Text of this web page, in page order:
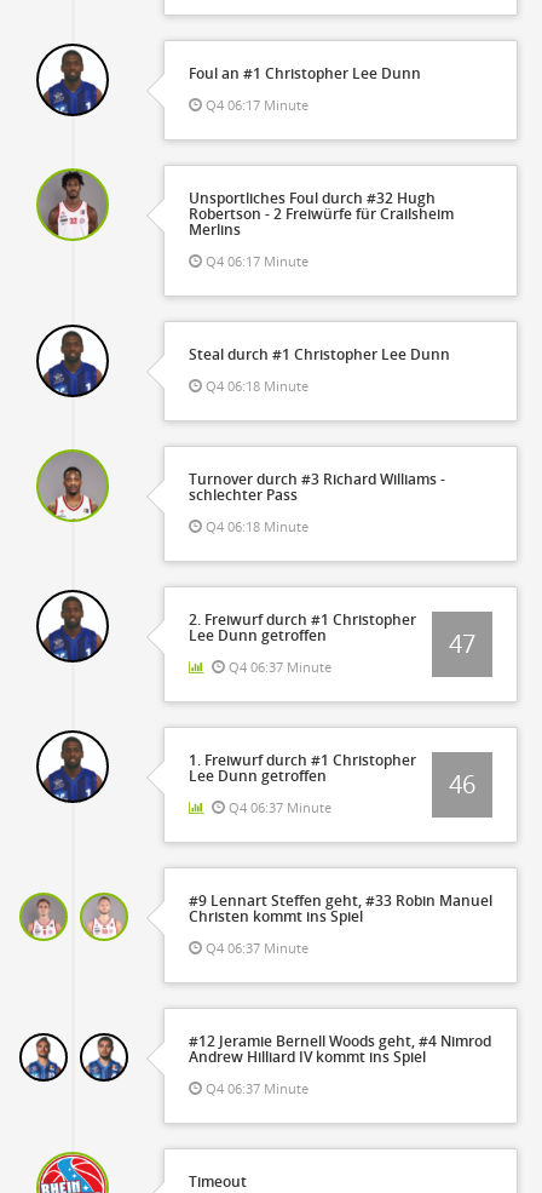
Foul an #1 Christopher Lee Dunn
Q4 06:17 Minute
Unsportliches Foul durch #32 Hugh
Robertson - 2 Freiwürfe für Crailsheim
Merlins
Q4 06:17 Minute
Steal durch #1 Christopher Lee Dunn
Q4 06:18 Minute
Turnover durch #3 Richard Williams -
schlechter Pass
Q4 06:18 Minute
2. Freiwurf durch #1 Christopher
Lee Dunn getroffen
Q4 06:37 Minute
47
1. Freiwurf durch #1 Christopher
Lee Dunn getroffen
Q4 06:37 Minute
46
#9 Lennart Steffen geht, #33 Robin Manuel
Christen kommt ins Spiel
Q4 06:37 Minute
#12 Jeramie Bernell Woods geht, #4 Nimrod
Andrew Hilliard IV kommt ins Spiel
Q4 06:37 Minute
Timeout